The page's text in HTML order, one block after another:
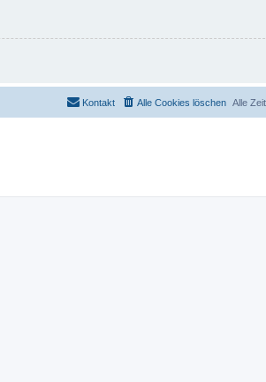
Alle
Alle Cookies löschen
Kontakt